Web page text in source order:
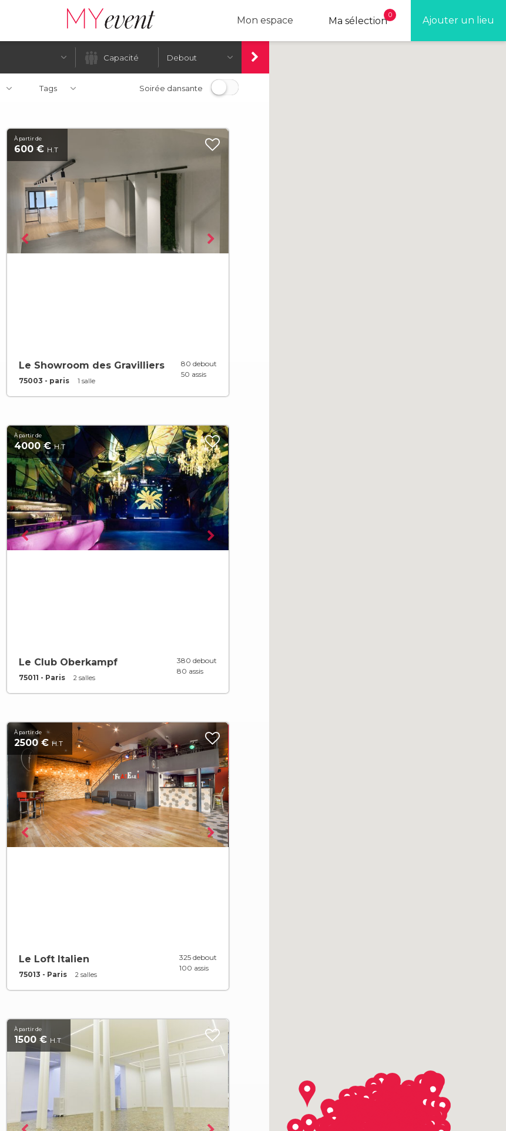
Ajouter un lieu
Ma sélection
0
Mon espace
Debout
Tags Soirée dansante
À partir de
600 € H.T
Le Showroom des Gravilliers
75003 - paris 1 salle
80 debout
50 assis
À partir de
4000 €H.T
Le Club Oberkampf
75011 - Paris 2 salles
380 debout
80 assis
À partir de
2500 €H.T
Le Loft Italien
75013 - Paris 2 salles
325 debout
100 assis
À partir de
1500 € H.T